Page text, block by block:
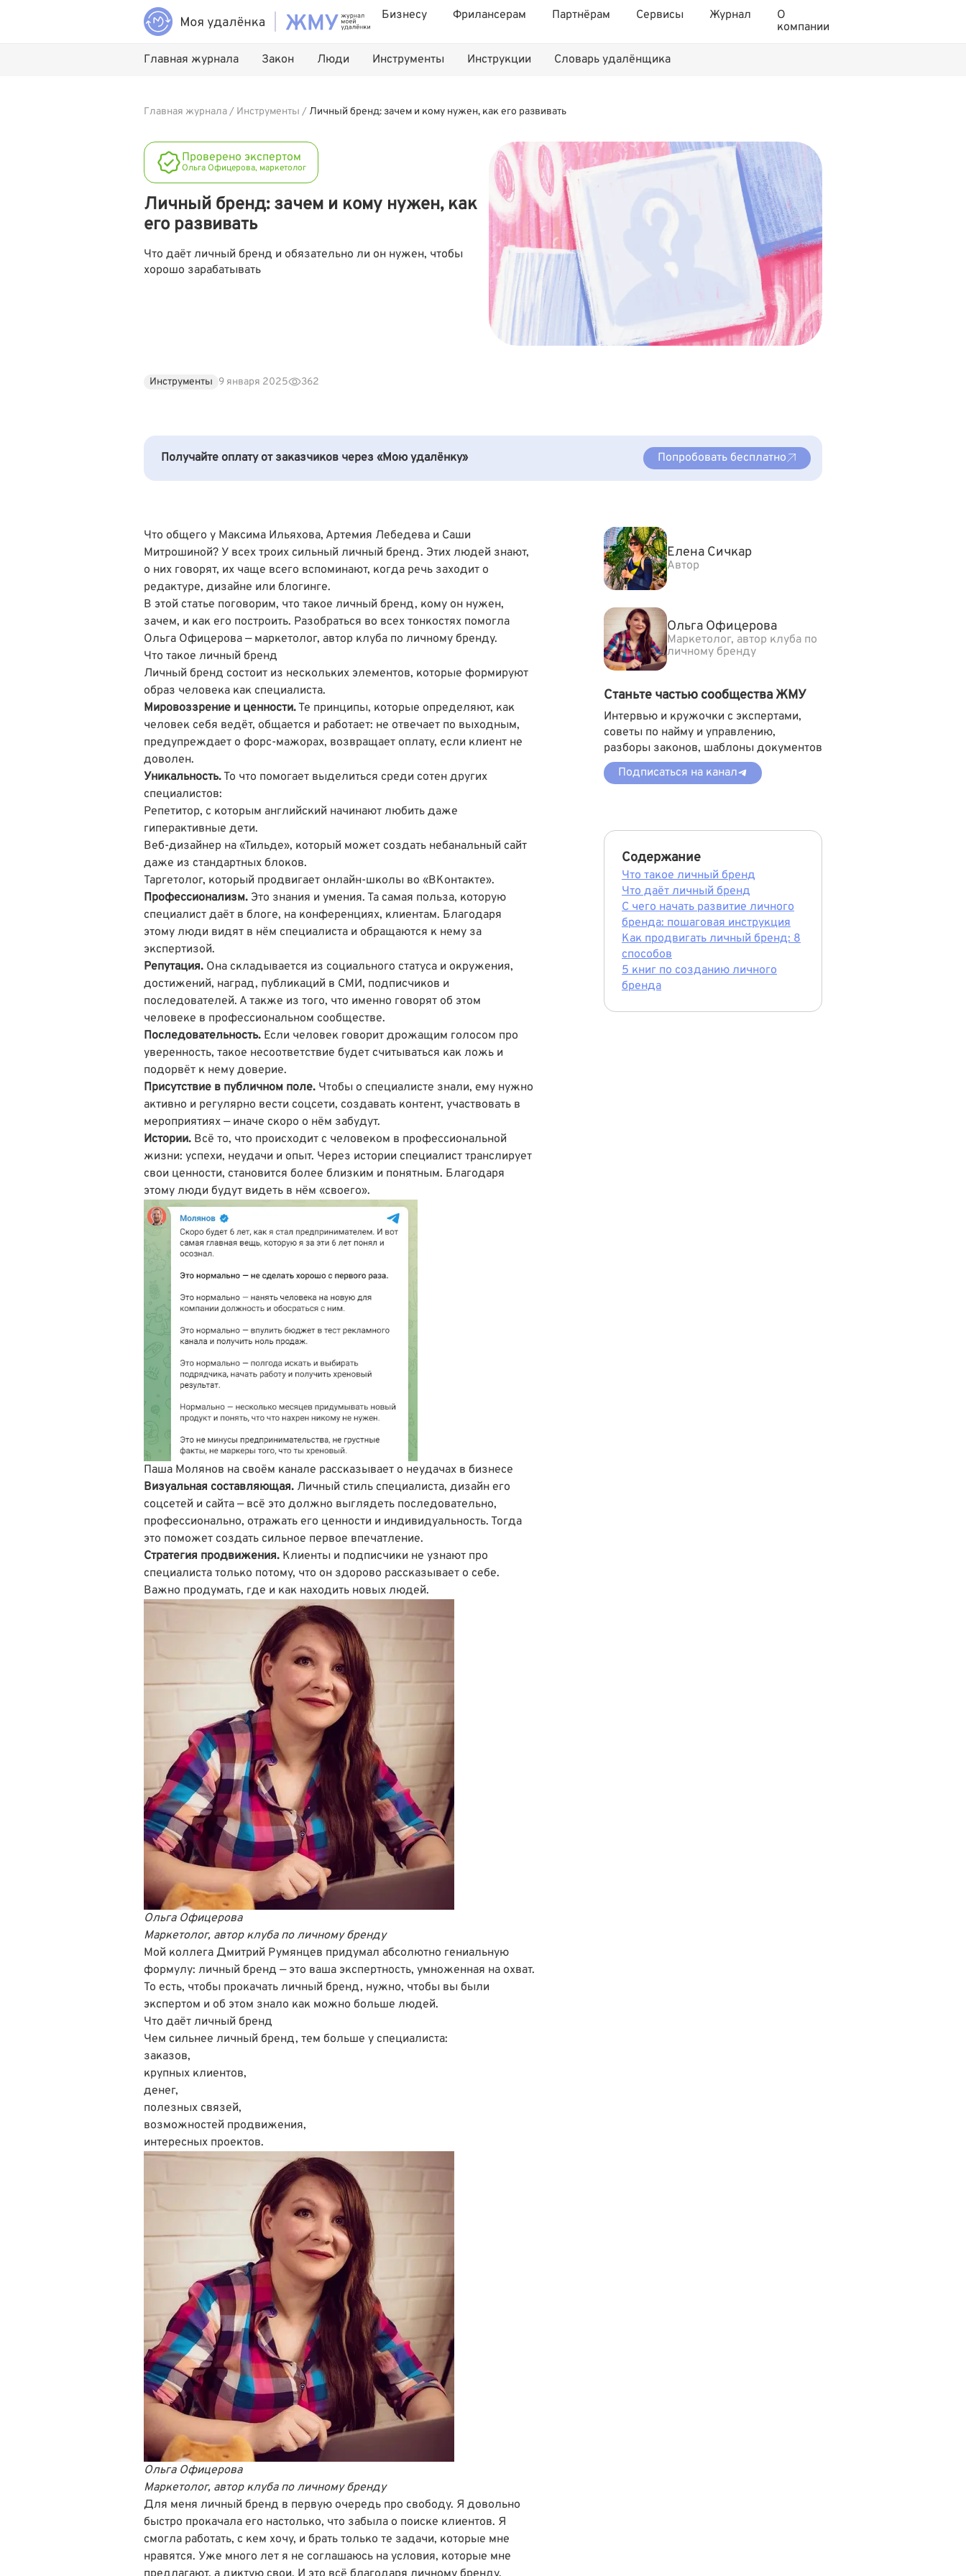
Бизнесу Фрилансерам Партнёрам Сервисы Журнал
О
компании
Главная журнала Закон Люди Инструменты Инструкции Словарь удалёнщика
Главная журнала/ Инструменты / Личный бренд: зачем и кому нужен, как его развивать
Проверено экспертом
Ольга Офицерова, маркетолог
Личный бренд: зачем и кому нужен, как
его развивать
Что даёт личный бренд и обязательно ли он нужен, чтобы
хорошо зарабатывать
Инструменты 9 января 2025 362
Получайте оплату от заказчиков через «Мою удалёнку» Попробовать бесплатно
Что общего у Максима Ильяхова, Артемия Лебедева и Саши
Митрошиной? У всех троих сильный личный бренд. Этих людей знают,
о них говорят, их чаще всего вспоминают, когда речь заходит о
редактуре, дизайне или блогинге.
В этой статье поговорим, что такое личный бренд, кому он нужен,
зачем, и как его построить. Разобраться во всех тонкостях помогла
Ольга Офицерова — маркетолог, автор клуба по личному бренду.
Что такое личный бренд
Личный бренд состоит из нескольких элементов, которые формируют
образ человека как специалиста.
Мировоззрение и ценности.Те принципы, которые определяют, как
человек себя ведёт, общается и работает: не отвечает по выходным,
предупреждает о форс-мажорах, возвращает оплату, если клиент не
доволен.
Уникальность.То что помогает выделиться среди сотен других
специалистов:
Репетитор, с которым английский начинают любить даже
гиперактивные дети.
Веб-дизайнер на «Тильде», который может создать небанальный сайт
даже из стандартных блоков.
Таргетолог, который продвигает онлайн-школы во «ВКонтакте».
Профессионализм. Это знания и умения. Та самая польза, которую
специалист даёт в блоге, на конференциях, клиентам. Благодаря
этому люди видят в нём специалиста и обращаются к нему за
экспертизой.
Репутация. Она складывается из социального статуса и окружения,
достижений, наград, публикаций в СМИ, подписчиков и
последователей. А также из того, что именно говорят об этом
человеке в профессиональном сообществе.
Последовательность. Если человек говорит дрожащим голосом про
уверенность, такое несоответствие будет считываться как ложь и
подорвёт к нему доверие.
Присутствие в публичном поле. Чтобы о специалисте знали, ему нужно
активно и регулярно вести соцсети, создавать контент, участвовать в
мероприятиях — иначе скоро о нём забудут.
Истории. Всё то, что происходит с человеком в профессиональной
жизни: успехи, неудачи и опыт. Через истории специалист транслирует
свои ценности, становится более близким и понятным. Благодаря
этому люди будут видеть в нём «своего».
Паша Молянов на своём канале рассказывает о неудачах в бизнесе
Визуальная составляющая. Личный стиль специалиста, дизайн его
соцсетей и сайта — всё это должно выглядеть последовательно,
профессионально, отражать его ценности и индивидуальность. Тогда
это поможет создать сильное первое впечатление.
Стратегия продвижения. Клиенты и подписчики не узнают про
специалиста только потому, что он здорово рассказывает о себе.
Важно продумать, где и как находить новых людей.
Ольга Офицерова
Маркетолог, автор клуба по личному бренду
Мой коллега Дмитрий Румянцев придумал абсолютно гениальную
формулу: личный бренд — это ваша экспертность, умноженная на охват.
То есть, чтобы прокачать личный бренд, нужно, чтобы вы были
экспертом и об этом знало как можно больше людей.
Что даёт личный бренд
Чем сильнее личный бренд, тем больше у специалиста:
заказов,
крупных клиентов,
денег,
полезных связей,
возможностей продвижения,
интересных проектов.
Ольга Офицерова
Маркетолог, автор клуба по личному бренду
Для меня личный бренд в первую очередь про свободу. Я довольно
быстро прокачала его настолько, что забыла о поиске клиентов. Я
смогла работать, с кем хочу, и брать только те задачи, которые мне
нравятся. Уже много лет я не соглашаюсь на условия, которые мне
Елена Сичкар
Автор
Ольга Офицерова
Маркетолог, автор клуба по
личному бренду
Станьте частью сообщества ЖМУ
Интервью и кружочки с экспертами,
советы по найму и управлению,
разборы законов, шаблоны документов
Подписаться на канал
Содержание
Что такое личный бренд
Что даёт личный бренд
С чего начать развитие личного
бренда: пошаговая инструкция
Как продвигать личный бренд: 8
способов
5 книг по созданию личного
бренда